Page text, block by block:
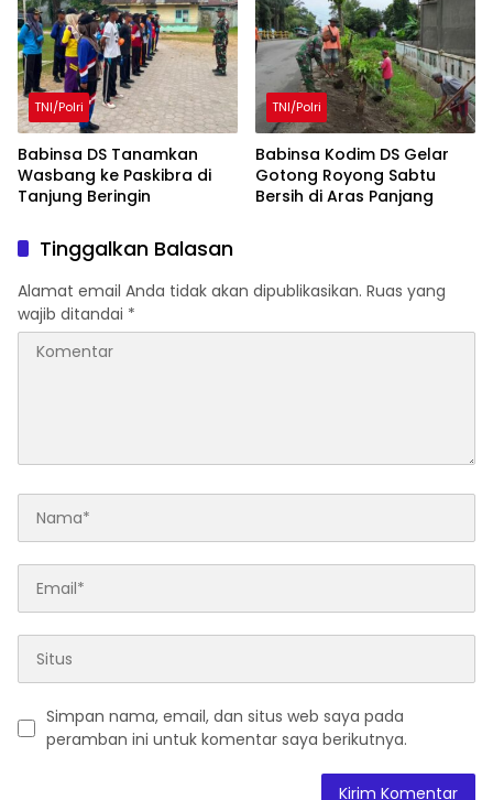
TNI/Polri
Babinsa DS Tanamkan
Wasbang ke Paskibra di
Tanjung Beringin
TNI/Polri
Babinsa Kodim DS Gelar
Gotong Royong Sabtu
Bersih di Aras Panjang
Tinggalkan Balasan
Alamat email Anda tidak akan dipublikasikan. Ruas yang
wajib ditandai *
Simpan nama, email, dan situs web saya pada
peramban ini untuk komentar saya berikutnya.